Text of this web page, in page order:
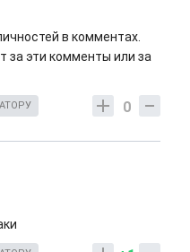
в комментах.
за эти комменты или за
0